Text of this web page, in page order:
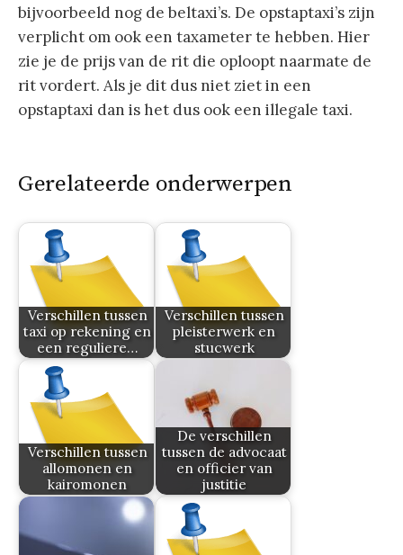
bijvoorbeeld nog de beltaxi’s. De opstaptaxi’s zijn
verplicht om ook een taxameter te hebben. Hier
zie je de prijs van de rit die oploopt naarmate de
rit vordert. Als je dit dus niet ziet in een
opstaptaxi dan is het dus ook een illegale taxi.
Gerelateerde onderwerpen
Verschillen tussen
taxi op rekening en
een reguliere…
Verschillen tussen
pleisterwerk en
stucwerk
Verschillen tussen
allomonen en
kairomonen
De verschillen
tussen de advocaat
en officier van
justitie